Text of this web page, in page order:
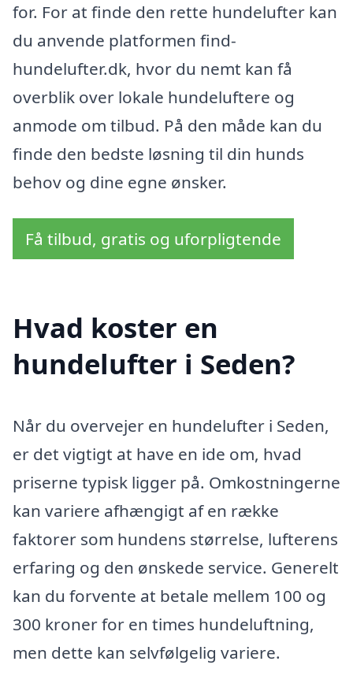
for. For at finde den rette hundelufter kan
du anvende platformen find-
hundelufter.dk, hvor du nemt kan få
overblik over lokale hundeluftere og
anmode om tilbud. På den måde kan du
finde den bedste løsning til din hunds
behov og dine egne ønsker.
Få tilbud, gratis og uforpligtende
Hvad koster en
hundelufter i Seden?
Når du overvejer en hundelufter i Seden,
er det vigtigt at have en ide om, hvad
priserne typisk ligger på. Omkostningerne
kan variere afhængigt af en række
faktorer som hundens størrelse, lufterens
erfaring og den ønskede service. Generelt
kan du forvente at betale mellem 100 og
300 kroner for en times hundeluftning,
men dette kan selvfølgelig variere.